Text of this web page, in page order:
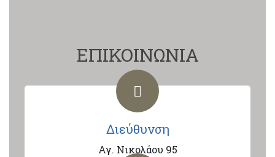
ΕΠΙΚΟΙΝΩΝΙΑ
Διεύθυνση
Αγ. Νικολάου 95